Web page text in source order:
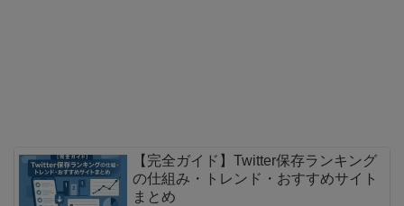
【完全ガイド】Twitter保存ランキング
の仕組み・トレンド・おすすめサイト
まとめ